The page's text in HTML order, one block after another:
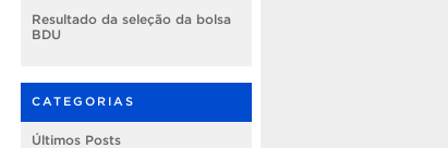
Resultado da seleção da bolsa
BDU
CATEGORIAS
Últimos Posts